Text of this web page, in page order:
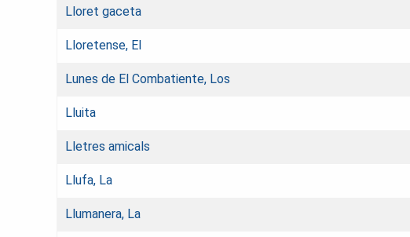
Lloret gaceta
Lloretense, El
Lunes de El Combatiente, Los
Lluita
Lletres amicals
Llufa, La
Llumanera, La